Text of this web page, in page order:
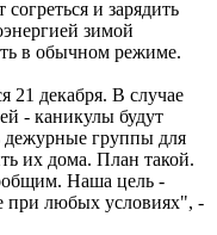
и зарядить
зимой
в обычном режиме.
21 декабря. В случае
- каникулы будут
дежурные группы для
их дома. План такой.
Наша цель -
при любых условиях", -